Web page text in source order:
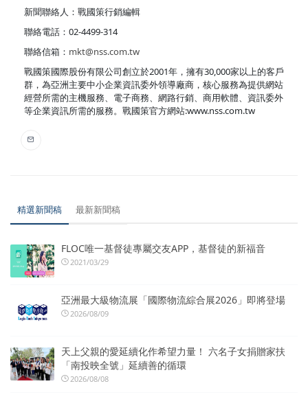
新聞聯絡人：戰國策行銷編輯
聯絡電話：02-4499-314
聯絡信箱： mkt@nss.com.tw
戰國策國際股份有限公司創立於2001年，擁有30,000家以上的客戶
群，為亞洲主要中小企業資訊委外領導廠商，核心服務為提供網站
經營所需的主機服務、電子商務、網路行銷、商用軟體、資訊委外
等企業資訊所需的服務。戰國策官方網站:www.nss.com.tw
精選新聞稿 最新新聞稿
FLOC唯一基督徒專屬交友APP，基督徒的新福音
2021/03/29
亞洲最大級物流展「國際物流綜合展2026」即將登場
2026/08/09
天上父親的愛延續化作希望力量！ 六名子女捐贈家扶
「南投映全號」延續善的循環
2026/08/08